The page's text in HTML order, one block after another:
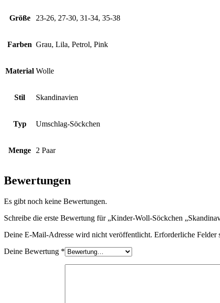
Größe 23-26, 27-30, 31-34, 35-38
Farben Grau, Lila, Petrol, Pink
Material Wolle
Stil Skandinavien
Typ Umschlag-Söckchen
Menge 2 Paar
Bewertungen
Es gibt noch keine Bewertungen.
Schreibe die erste Bewertung für „Kinder-Woll-Söckchen
Deine E-Mail-Adresse wird nicht veröffentlicht. Erforderliche Felder
Deine Bewertung *